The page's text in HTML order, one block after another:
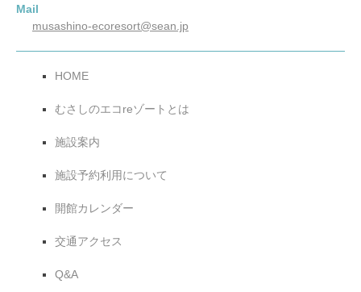
Mail
musashino-ecoresort@sean.jp
HOME
むさしのエコreゾートとは
施設案内
施設予約利用について
開館カレンダー
交通アクセス
Q&A